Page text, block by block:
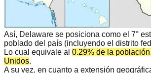
Así, Delaware se posiciona como el 7°
poblado del país (incluyendo el distrito
Lo cual equivale al 0.29% de la
Unidos.
A su vez, en cuanto a extensión